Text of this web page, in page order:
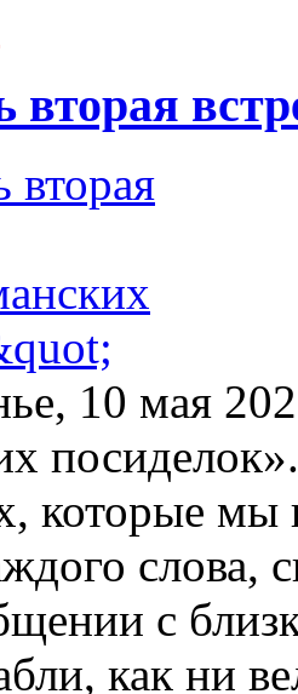
вторая
10 мая
которые мы
слова,
с
как ни